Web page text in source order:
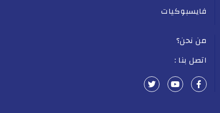
فايسبوكيات
من نحن؟
اتصل بنا :